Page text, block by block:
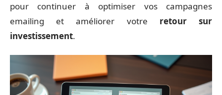
pour continuer à optimiser vos campagnes
emailing et améliorer votre retour sur
investissement.